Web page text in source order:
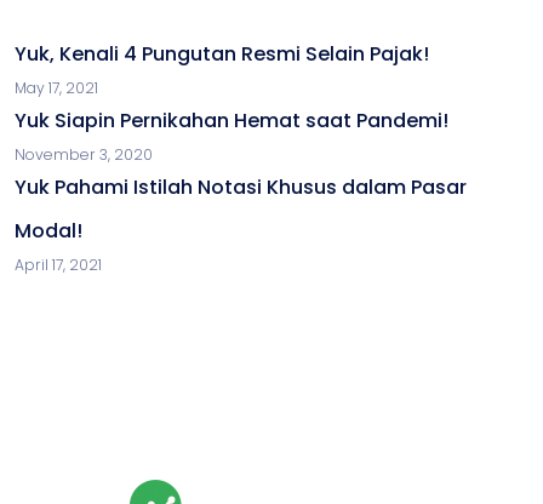
Yuk, Kenali 4 Pungutan Resmi Selain Pajak!
May 17, 2021
Yuk Siapin Pernikahan Hemat saat Pandemi!
November 3, 2020
Yuk Pahami Istilah Notasi Khusus dalam Pasar
Modal!
April 17, 2021